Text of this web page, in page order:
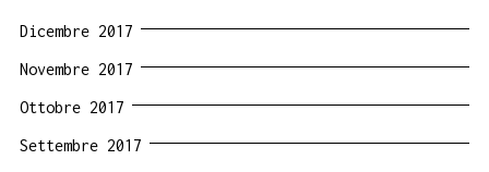
Dicembre 2017
Novembre 2017
Ottobre 2017
Settembre 2017